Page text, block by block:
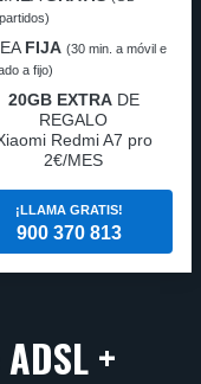
FIJA (30 min. a móvil e
a fijo)
20GB EXTRADE
REGALO
Redmi A7 pro
2€/MES
¡LLAMA GRATIS!
900 370 813
+